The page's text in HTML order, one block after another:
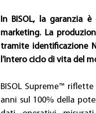
In BISOL, la garanzia
marketing. La
tramite identificazione
l’intero ciclo di vita del
BISOL Supreme™
anni sul 100% della